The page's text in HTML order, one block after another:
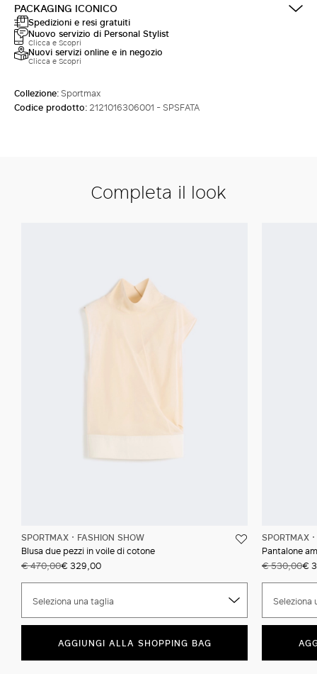
PACKAGING ICONICO
Spedizioni e resi gratuiti
Nuovo servizio di Personal Stylist
Clicca e Scopri
Nuovi servizi online e in negozio
Clicca e Scopri
Collezione:Sportmax
Codice prodotto: 2121016306001 - SPSFATA
Completa il look
SPORTMAX
FASHION SHOW
Blusa due pezzi in voile di cotone
€ 470,00€ 329,00
Seleziona una taglia
AGGIUNGI ALLA SHOPPING BAG
SPORTMAX
Pantalone
€ 530,00€
Seleziona